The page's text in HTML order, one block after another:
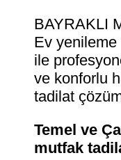
BAYRAKLI
Ev
ile
ve konforlu
tadilat
Temel ve
mutfak